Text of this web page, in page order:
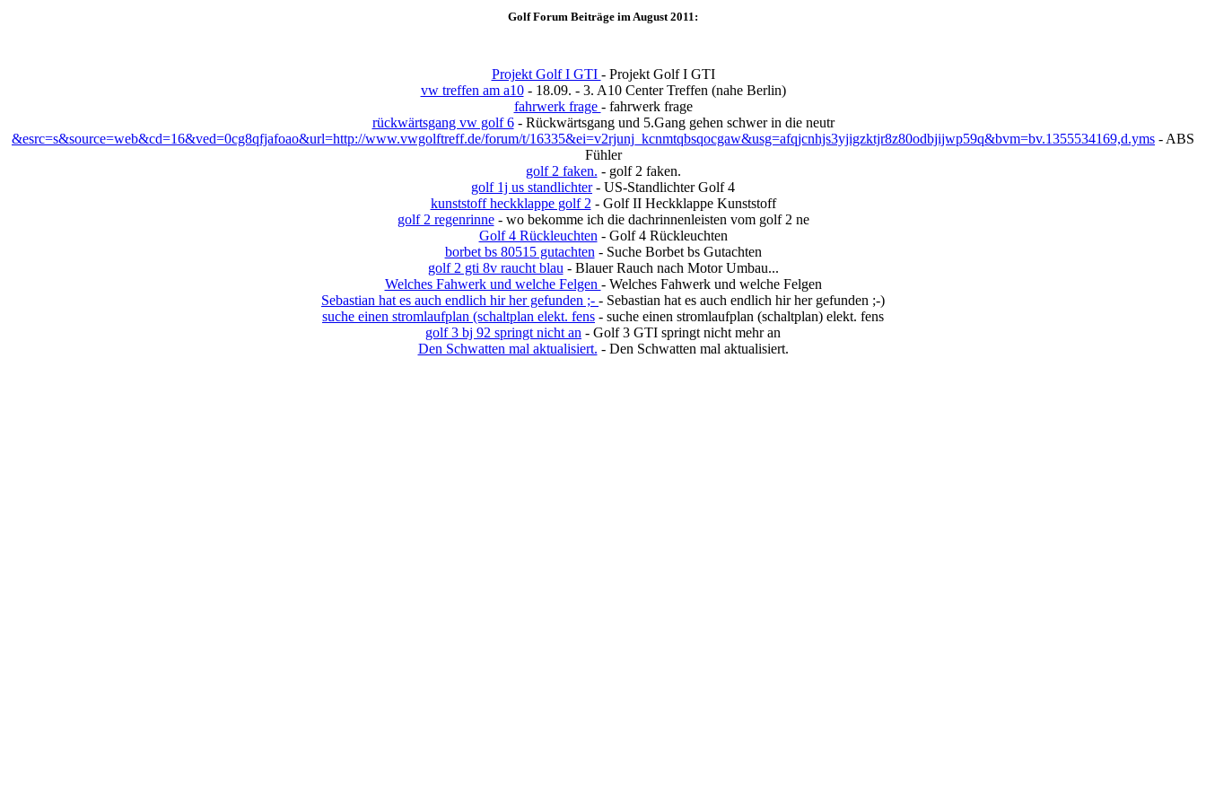
Golf Forum Beiträge im August 2011:
Projekt Golf I GTI - Projekt Golf I GTI
vw treffen am a10- 18.09. - 3. A10 Center Treffen (nahe Berlin)
fahrwerk frage - fahrwerk frage
rückwärtsgang vw golf 6- Rückwärtsgang und 5.Gang gehen schwer in die neutr
&esrc=s&source=web&cd=16&ved=0cg8qfjafoao&url=http://www.vwgolftreff.de/forum/t/16335&ei=v2rjunj_kcnmtqbsqocgaw&usg=afqjcnhjs3yjigzktjr8z80odbjijwp59q&bvm=bv.1355534169,d.yms - ABS
Fühler
golf 2 faken. - golf 2 faken.
golf 1j us standlichter- US-Standlichter Golf 4
kunststoff heckklappe golf 2 - Golf II Heckklappe Kunststoff
golf 2 regenrinne- wo bekomme ich die dachrinnenleisten vom golf 2 ne
Golf 4 Rückleuchten - Golf 4 Rückleuchten
borbet bs 80515 gutachten - Suche Borbet bs Gutachten
golf 2 gti 8v raucht blau - Blauer Rauch nach Motor Umbau...
Welches Fahwerk und welche Felgen - Welches Fahwerk und welche Felgen
Sebastian hat es auch endlich hir her gefunden ;- - Sebastian hat es auch endlich hir her gefunden ;-)
suche einen stromlaufplan (schaltplan elekt. fens - suche einen stromlaufplan (schaltplan) elekt. fens
golf 3 bj 92 springt nicht an - Golf 3 GTI springt nicht mehr an
Den Schwatten mal aktualisiert. - Den Schwatten mal aktualisiert.